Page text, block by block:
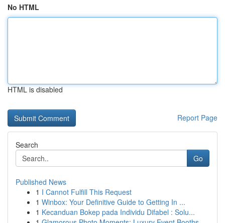
No HTML
HTML is disabled
Report Page
Search
Go
Published News
1 I Cannot Fulfill This Request
1 Winbox: Your Definitive Guide to Getting In ...
1 Kecanduan Bokep pada Individu Difabel : Solu...